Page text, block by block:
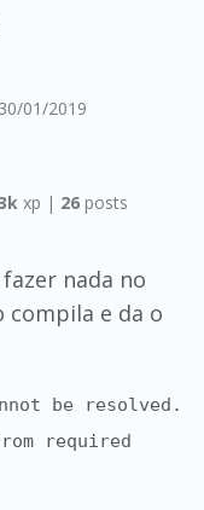
01/2019
xp | 26posts
nada no
compila e da o
be resolved.
required